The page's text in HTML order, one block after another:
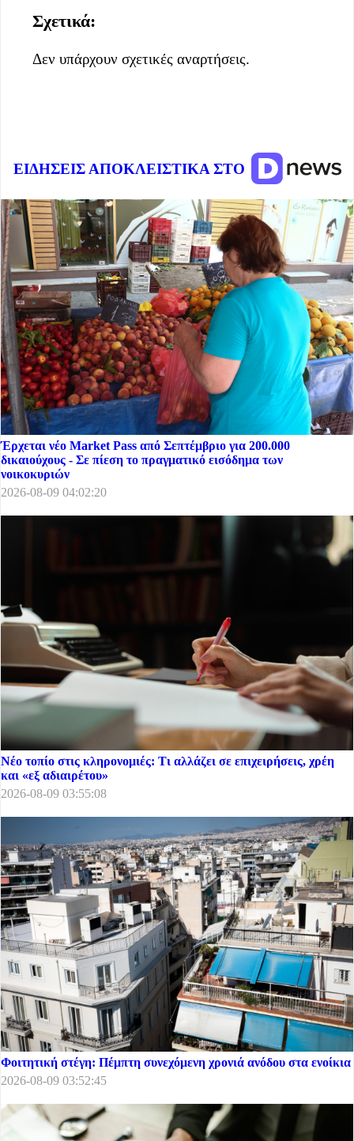
Σχετικά:
Δεν υπάρχουν σχετικές αναρτήσεις.
ΕΙΔΗΣΕΙΣ ΑΠΟΚΛΕΙΣΤΙΚΑ ΣΤΟ
Έρχεται νέο Market Pass από Σεπτέμβριο για 200.000
δικαιούχους - Σε πίεση το πραγματικό εισόδημα των
νοικοκυριών
2026-08-09 04:02:20
Νέο τοπίο στις κληρονομιές: Τι αλλάζει σε επιχειρήσεις, χρέη
και «εξ αδιαιρέτου»
2026-08-09 03:55:08
Φοιτητική στέγη: Πέμπτη συνεχόμενη χρονιά ανόδου στα ενοίκια
2026-08-09 03:52:45